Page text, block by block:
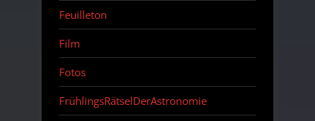
Feuilleton
Film
Fotos
FrühlingsRätselDerAstronomie